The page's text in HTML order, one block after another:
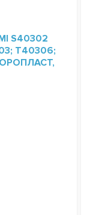
S40302
T40306;